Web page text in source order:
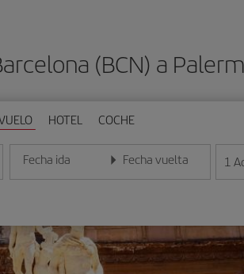
(BCN) a
HOTEL COCHE
Fecha ida
Introduce la fecha en formato día/mes/año
Fecha vuelta
Introduce la fecha en 1